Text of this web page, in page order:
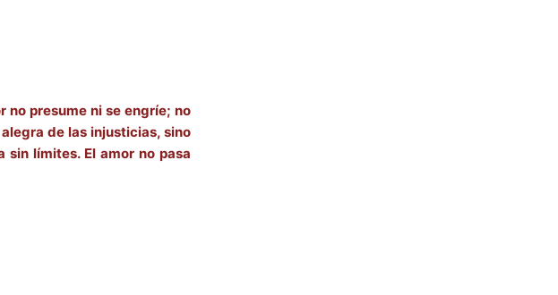
no presume ni se engríe; no
de las injusticias, sino
límites. El amor no pasa